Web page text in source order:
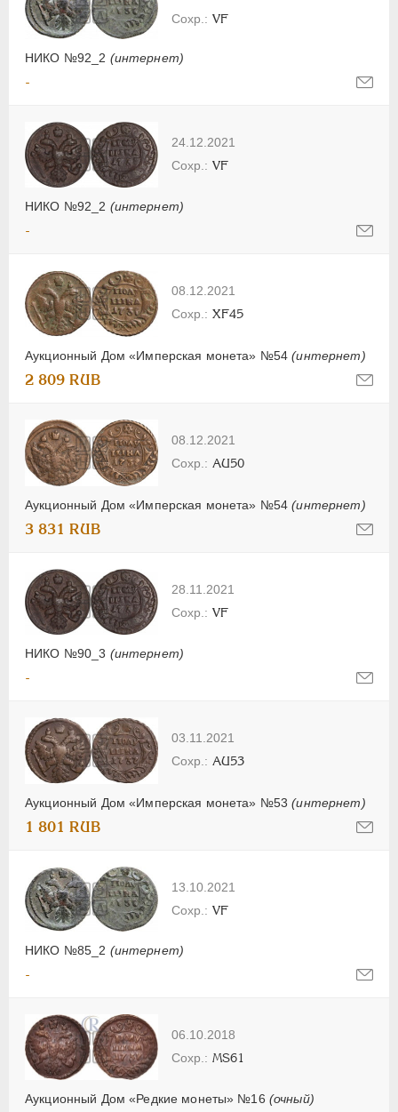
НИКО №92_2 (интернет)
VF
-
24.12.2021
НИКО №92_2 (интернет)
VF
-
08.12.2021
Аукционный Дом «Имперская монета» №54(интернет)
XF45
2 809 RUB
08.12.2021
Аукционный Дом «Имперская монета» №54(интернет)
AU50
3 831 RUB
28.11.2021
НИКО №90_3 (интернет)
VF
-
03.11.2021
Аукционный Дом «Имперская монета» №53(интернет)
AU53
1 801 RUB
13.10.2021
НИКО №85_2 (интернет)
VF
-
06.10.2018
Аукционный Дом «Редкие монеты» №16 (очный)
MS61